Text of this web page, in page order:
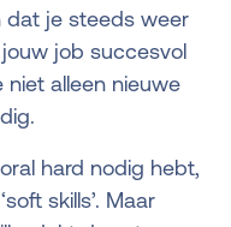
dat je steeds weer
job succesvol
alleen nieuwe
hard nodig hebt,
skills’. Maar